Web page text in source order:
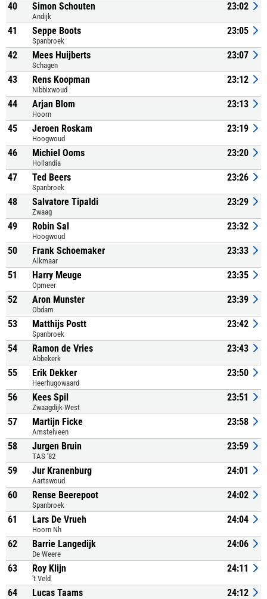
40 Simon Schouten
Andijk
23:02
41 Seppe Boots
Spanbroek
23:05
42 Mees Huijberts
Schagen
23:07
43 Rens Koopman
Nibbixwoud
23:12
44 Arjan Blom
Hoorn
23:13
45 Jeroen Roskam
Hoogwoud
23:19
46 Michiel Ooms
Hollandia
23:20
47 Ted Beers
Spanbroek
23:26
48 Salvatore Tipaldi
Zwaag
23:29
49 Robin Sal
Hoogwoud
23:32
50 Frank Schoemaker
Alkmaar
23:33
51 Harry Meuge
Opmeer
23:35
52 Aron Munster
Obdam
23:39
53 Matthijs Postt
Spanbroek
23:42
54 Ramon de Vries
Abbekerk
23:43
55 Erik Dekker
Heerhugowaard
23:50
56 Kees Spil
Zwaagdijk-West
23:51
57 Martijn Ficke
Amstelveen
23:58
58 Jurgen Bruin
TAS '82
23:59
59 Jur Kranenburg
Aartswoud
24:01
60 Rense Beerepoot
Spanbroek
24:02
61 Lars De Vrueh
Hoorn Nh
24:04
62 Barrie Langedijk
De Weere
24:06
63 Roy Klijn
't Veld
24:11
64 Lucas Taams 24:12